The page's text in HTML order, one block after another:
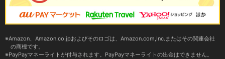
Amazon、Amazon.co.jpおよびそのロゴは、Amazon.com,Inc.またはその関連会社
の商標です。
PayPayマネーライトが付与されます。PayPayマネーライトの出金はできません。